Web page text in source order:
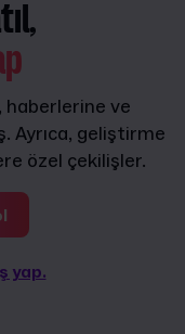
haberlerine ve
Ayrıca, geliştirme
özel çekilişler.
yap.